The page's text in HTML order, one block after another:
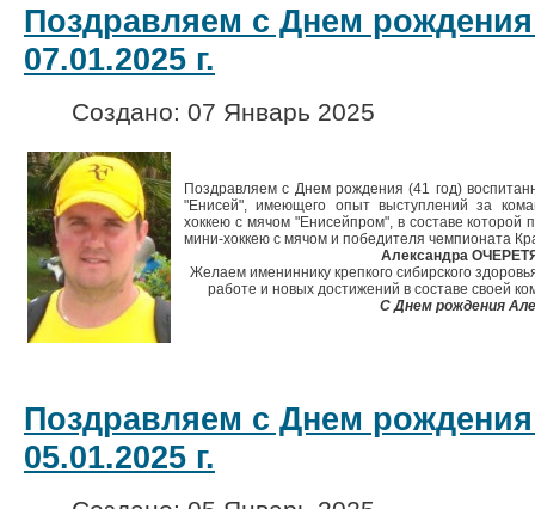
Поздравляем с Днем
07.01.2025 г.
Создано: 07 Январь 2025
Поздравляем с Днем рождения (41 год)
"Енисей", имеющего опыт выступлений за
хоккею с мячом "Енисейпром", в составе которой
мини-хоккею с мячом и победителя чемпионата
Александра
Желаем имениннику крепкого сибирского
работе и новых достижений в составе своей
С Днем рождения
Поздравляем с Днем
05.01.2025 г.